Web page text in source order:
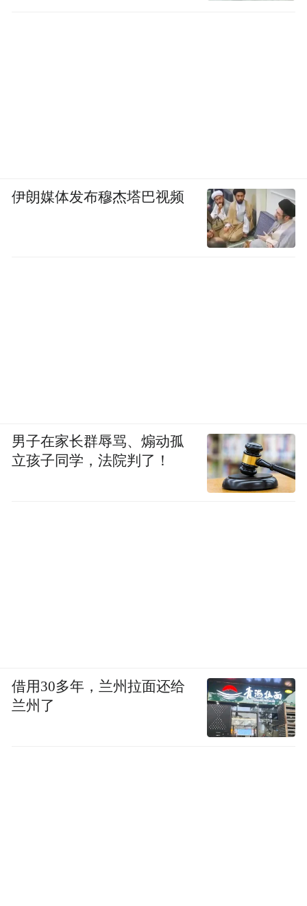
伊朗媒体发布穆杰塔巴视频
男子在家长群辱骂、煽动孤
立孩子同学，法院判了！
借用30多年，兰州拉面还给
兰州了